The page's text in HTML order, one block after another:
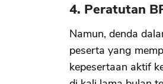
4. Peratutan
Namun, denda
peserta yang
kepesertaan aktif